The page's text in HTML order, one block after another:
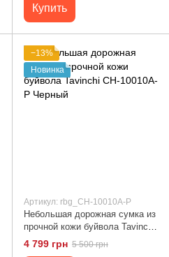
Купить
−13%
Новинка
Артикул: rbg_CH-10010A-P
Небольшая дорожная сумка из
прочной кожи буйвола Tavinchi
CH-10010A-P Черный
4 799 грн 5 500 грн